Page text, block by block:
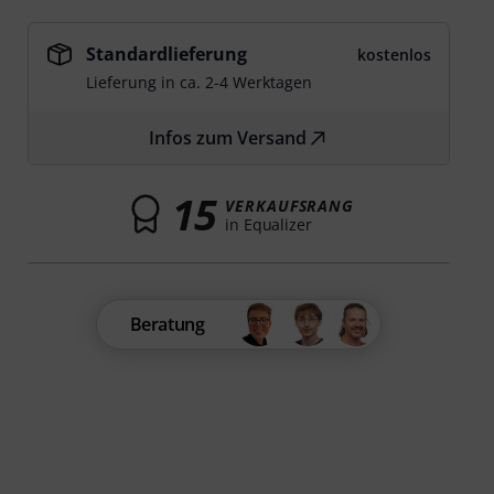
Standardlieferung
kostenlos
Lieferung in ca. 2-4 Werktagen
Infos zum Versand
15 VERKAUFSRANG
in Equalizer
Beratung